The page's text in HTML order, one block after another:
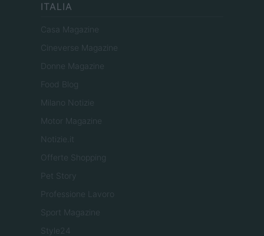
ITALIA
Casa Magazine
Cineverse Magazine
Donne Magazine
Food Blog
Milano Notizie
Motor Magazine
Notizie.it
Offerte Shopping
Pet Story
Professione Lavoro
Sport Magazine
Style24